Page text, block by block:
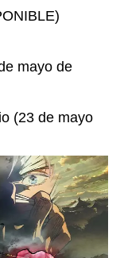
mayo de
(23 de mayo